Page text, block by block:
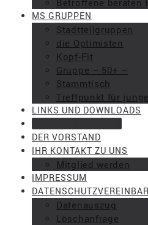
Betroffene beraten
MS GRUPPEN
Stadtteilgruppen
die Optimisten
Kopf-Fit
Gruppe – 50+ –
Stammtisch
Treffpunkt für
LINKS UND DOWNLOADS
DER VORSTAND
IHR KONTAKT ZU UNS
Mitglied werden
IMPRESSUM
Datenauszug
Löschanfrage